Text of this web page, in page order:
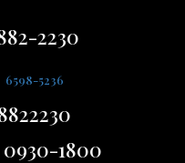
2230
6598-5236
1800